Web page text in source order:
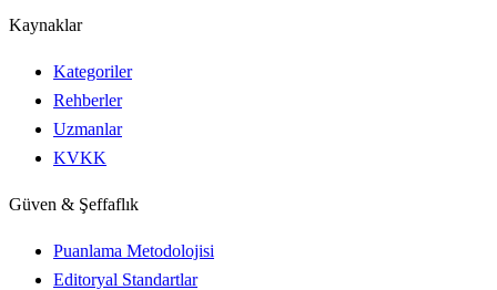
Kaynaklar
Kategoriler
Rehberler
Uzmanlar
KVKK
Güven & Şeffaflık
Puanlama Metodolojisi
Editoryal Standartlar